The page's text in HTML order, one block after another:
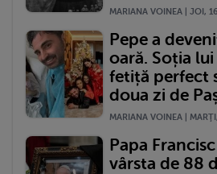
MARIANA VOINEA | JOI,
Pepe a
oară. Soția
fetiță perfect
doua zi de
MARIANA VOINEA |
Papa
vârsta de 88